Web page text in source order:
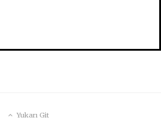
Yukarı Git